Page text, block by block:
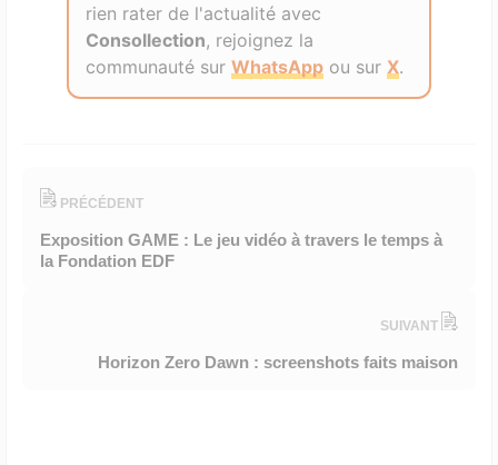
rien rater de l'actualité avec
Consollection, rejoignez la
communauté sur WhatsApp ou sur X.
PRÉCÉDENT
Exposition GAME : Le jeu vidéo à travers le temps à
la Fondation EDF
SUIVANT
Horizon Zero Dawn : screenshots faits maison